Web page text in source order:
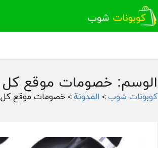
الوسم: خصومات موقع كل
كوبونات شوب > المدونة > خصومات موقع كل